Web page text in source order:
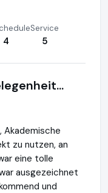
4
Service
5
Akademische
zu nutzen, an
eine tolle
ausgezeichnet
und